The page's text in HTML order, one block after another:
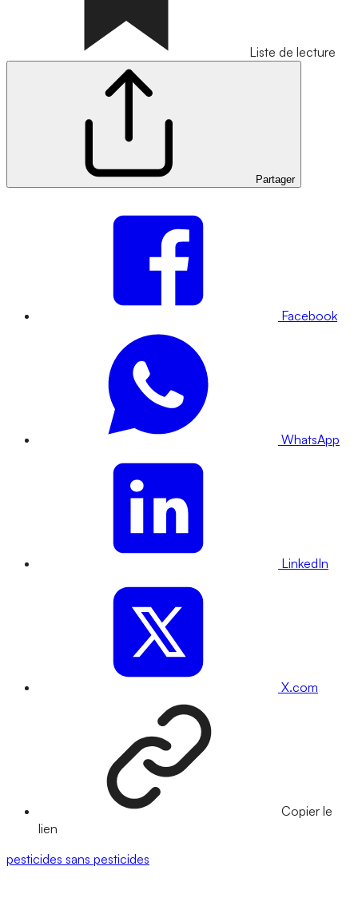
Liste de lecture
Partager
Facebook
WhatsApp
LinkedIn
X.com
Copier le
lien
pesticides sans pesticides